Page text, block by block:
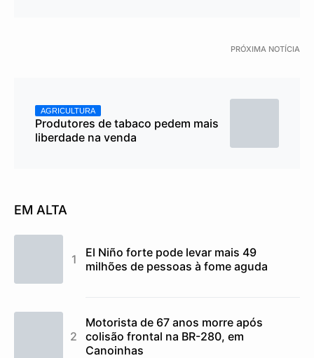
PRÓXIMA NOTÍCIA
AGRICULTURA
Produtores de tabaco pedem mais
liberdade na venda
EM ALTA
El Niño forte pode levar mais 49
milhões de pessoas à fome aguda
Motorista de 67 anos morre após
colisão frontal na BR-280, em
Canoinhas